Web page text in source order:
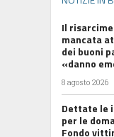
Il
mancata
dei buoni
«danno
8 agosto 2026
Dettate le
per le
Fondo